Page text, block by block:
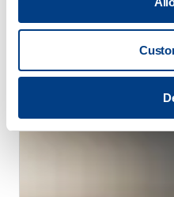
Quintus aide
marché et à